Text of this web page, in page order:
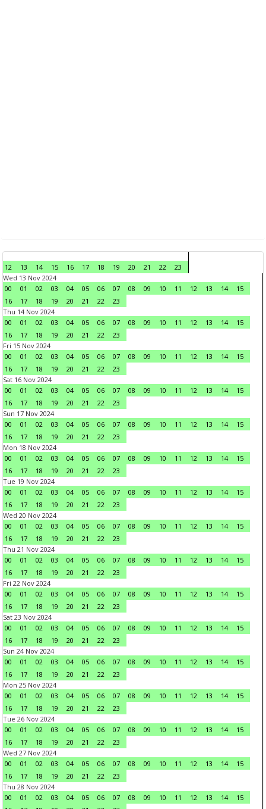
12 13 14 15 16 17 18 19 20 21 22
23
Wed 13 Nov 2024
00
01 02 03 04 05 06 07 08 09 10 11 12 13 14
15
16
17 18 19 20 21 22
23
Thu 14 Nov 2024
00
01 02 03 04 05 06 07 08 09 10 11 12 13 14
15
16
17 18 19 20 21 22
23
Fri 15 Nov 2024
00
01 02 03 04 05 06 07 08 09 10 11 12 13 14
15
16
17 18 19 20 21 22
23
Sat 16 Nov 2024
00
01 02 03 04 05 06 07 08 09 10 11 12 13 14
15
16
17 18 19 20 21 22
23
Sun 17 Nov 2024
00
01 02 03 04 05 06 07 08 09 10 11 12 13 14
15
16
17 18 19 20 21 22
23
Mon 18 Nov 2024
00
01 02 03 04 05 06 07 08 09 10 11 12 13 14
15
16
17 18 19 20 21 22
23
Tue 19 Nov 2024
00
01 02 03 04 05 06 07 08 09 10 11 12 13 14
15
16
17 18 19 20 21 22
23
Wed 20 Nov 2024
00
01 02 03 04 05 06 07 08 09 10 11 12 13 14
15
16
17 18 19 20 21 22
23
Thu 21 Nov 2024
00
01 02 03 04 05 06 07 08 09 10 11 12 13 14
15
16
17 18 19 20 21 22
23
Fri 22 Nov 2024
00
01 02 03 04 05 06 07 08 09 10 11 12 13 14
15
16
17 18 19 20 21 22
23
Sat 23 Nov 2024
00
01 02 03 04 05 06 07 08 09 10 11 12 13 14
15
16
17 18 19 20 21 22
23
Sun 24 Nov 2024
00
01 02 03 04 05 06 07 08 09 10 11 12 13 14
15
16
17 18 19 20 21 22
23
Mon 25 Nov 2024
00
01 02 03 04 05 06 07 08 09 10 11 12 13 14
15
16
17 18 19 20 21 22
23
Tue 26 Nov 2024
00
01 02 03 04 05 06 07 08 09 10 11 12 13 14
15
16
17 18 19 20 21 22
23
Wed 27 Nov 2024
00
01 02 03 04 05 06 07 08 09 10 11 12 13 14
15
16
17 18 19 20 21 22
23
Thu 28 Nov 2024
00
01 02 03 04 05 06 07 08 09 10 11 12 13 14
15